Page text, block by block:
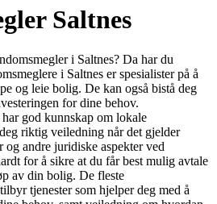
Saltnes
i Saltnes? Da har du
i Saltnes er spesialister på å
og leie bolig. De kan også bistå deg
for dine behov.
god kunnskap om lokale
riktig veiledning når det gjelder
og andre juridiske aspekter ved
for å sikre at du får best mulig avtale
av din bolig. De fleste
tjenester som hjelper deg med å